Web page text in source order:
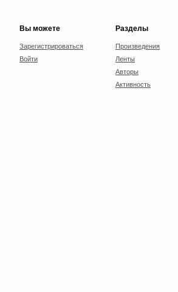
Вы можете
Зарегистрироваться
Войти
Разделы
Произведения
Ленты
Авторы
Активность